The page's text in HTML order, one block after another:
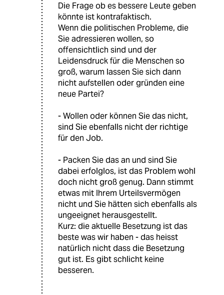
Die Frage ob es bessere Leute geben
könnte ist kontrafaktisch.
Wenn die politischen Probleme, die
Sie adressieren wollen, so
offensichtlich sind und der
Leidensdruck für die Menschen so
groß, warum lassen Sie sich dann
nicht aufstellen oder gründen eine
neue Partei?
- Wollen oder können Sie das nicht,
sind Sie ebenfalls nicht der richtige
für den Job.
- Packen Sie das an und sind Sie
dabei erfolglos, ist das Problem wohl
doch nicht groß genug. Dann stimmt
etwas mit Ihrem Urteilsvermögen
nicht und Sie hätten sich ebenfalls als
ungeeignet herausgestellt.
Kurz: die aktuelle Besetzung ist das
beste was wir haben - das heisst
natürlich nicht dass die Besetzung
gut ist. Es gibt schlicht keine
besseren.